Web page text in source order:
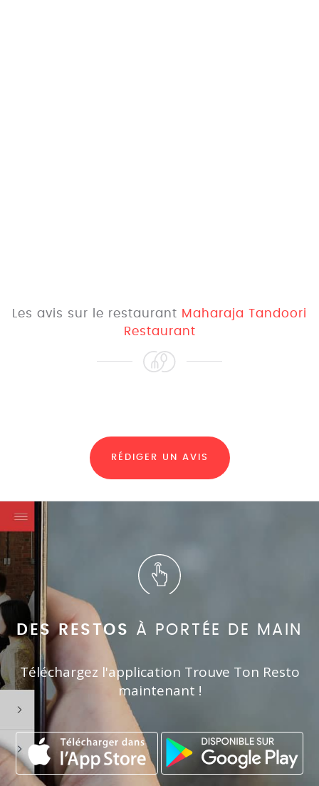
Les avis sur le restaurant Maharaja Tandoori
Restaurant
RÉDIGER UN AVIS
DES RESTOS À PORTÉE DE MAIN
Téléchargez l'application Trouve Ton Resto
maintenant !